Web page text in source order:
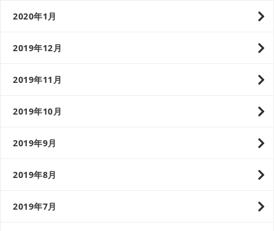
2020年1月
2019年12月
2019年11月
2019年10月
2019年9月
2019年8月
2019年7月